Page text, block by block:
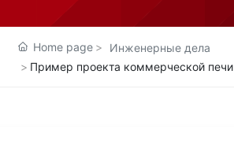
Home page
Инженерные дела
Пример проекта коммерческой печи